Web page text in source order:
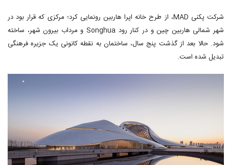
شرکت پکنی MAD، از طرح خانه اپرا هاربین رونمایی کرد؛ مرکزی که قرار بود در
شهر شمالی هاربین چین و در کنار رود Songhua و مرداب بیرون شهر، ساخته
شود. حالا بعد از گذشت پنج سال، ساختمان به نقطه کانونی یک جزیره فرهنگی
تبدیل شده است.